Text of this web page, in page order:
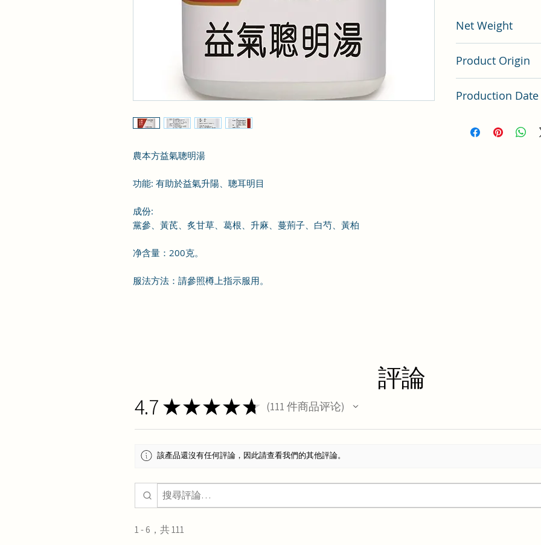
農本方益氣聰明湯
功能: 有助於益氣升陽、聰耳明目
成份:
黨參、黃芪、炙甘草、葛根、升麻、蔓荊子、白芍、黃柏
净含量：200克。
服法方法： 請參照樽上指示服用。
Net Weight
Product Origin
Production Date
評論
4.7 ★★★★★ 111 件商品评论
111
該產品還沒有任何評論，因此請查看我們的其他評論。
1 - 6，共 111